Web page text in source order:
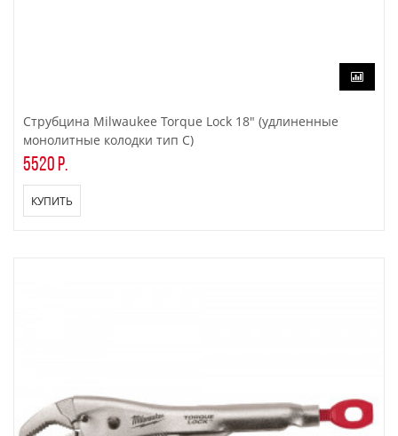
Струбцина Milwaukee Torque Lock 18" (удлиненные
монолитные колодки тип C)
5520 р.
КУПИТЬ